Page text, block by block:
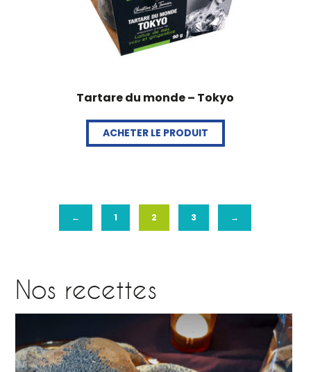
Tartare du monde – Tokyo
ACHETER LE PRODUIT
← 1 2 3 →
Nos recettes